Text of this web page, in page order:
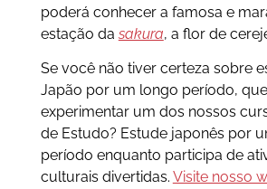
poderá conhecer a famosa e
estação da sakura, a flor de
Se você não tiver certeza sobre
Japão por um longo período,
experimentar um dos nossos
de Estudo? Estude japonês por
período enquanto participa de
culturais divertidas. Visite nosso